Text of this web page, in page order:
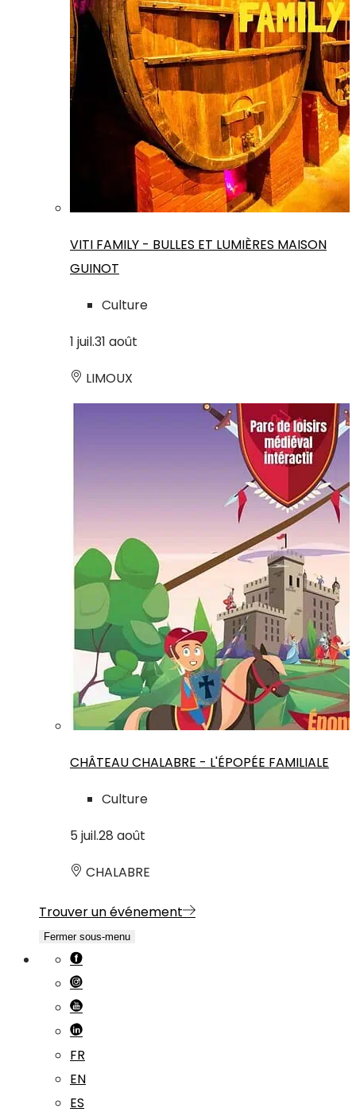
VITI FAMILY - BULLES ET LUMIÈRES MAISON
GUINOT
Culture
1 juil.31 août
LIMOUX
CHÂTEAU CHALABRE - L'ÉPOPÉE FAMILIALE
Culture
5 juil.28 août
CHALABRE
Trouver un événement
Fermer sous-menu
FR
EN
ES